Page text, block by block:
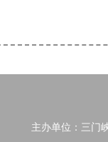
主办单位：三门